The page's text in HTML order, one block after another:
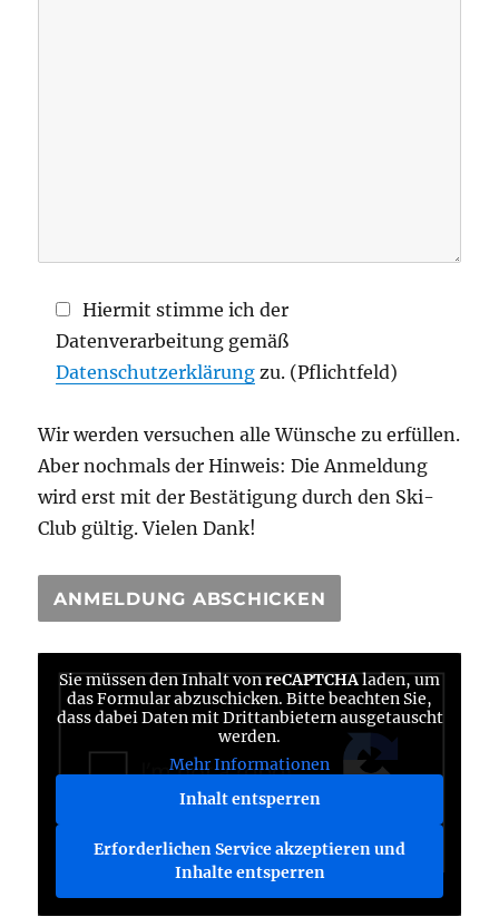
Hiermit stimme ich der
Datenverarbeitung gemäß
Datenschutzerklärung zu. (Pflichtfeld)
Wir werden versuchen alle Wünsche zu erfüllen.
Aber nochmals der Hinweis: Die Anmeldung
wird erst mit der Bestätigung durch den Ski-
Club gültig. Vielen Dank!
Sie müssen den Inhalt vonreCAPTCHAladen, um
das Formular abzuschicken. Bitte beachten Sie,
dass dabei Daten mit Drittanbietern ausgetauscht
werden.
Mehr Informationen
Inhalt entsperren
Erforderlichen Service akzeptieren und
Inhalte entsperren